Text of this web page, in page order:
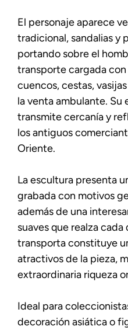
El personaje aparece
tradicional, sandalias y
portando sobre el
transporte cargada
cuencos, cestas,
la venta ambulante. Su
transmite cercanía y
los antiguos
Oriente.
La escultura presenta
grabada con motivos
además de una
suaves que realza
transporta constituye
atractivos de la pieza,
extraordinaria riqueza
Ideal para
decoración asiática o